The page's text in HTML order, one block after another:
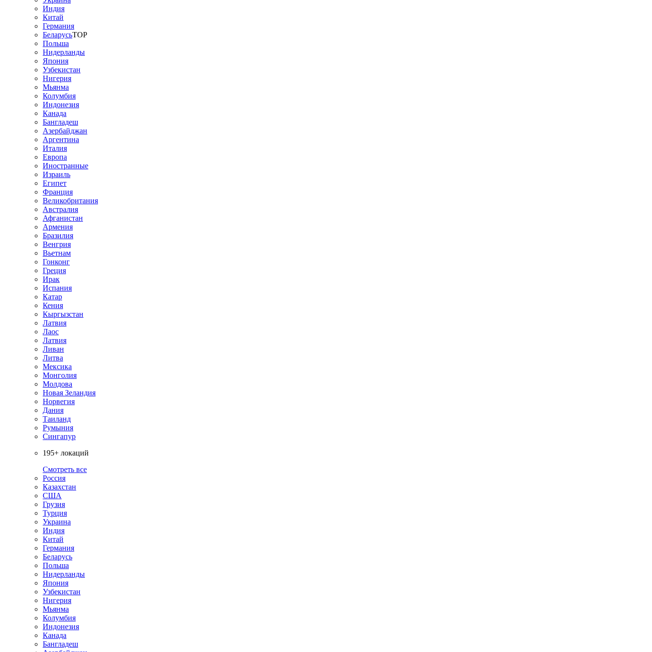
Индия
Китай
Германия
БеларусьTOP
Польша
Нидерланды
Япония
Узбекистан
Нигерия
Мьянма
Колумбия
Индонезия
Канада
Бангладеш
Азербайджан
Аргентина
Италия
Европа
Иностранные
Израиль
Египет
Франция
Великобритания
Австралия
Афганистан
Армения
Бразилия
Венгрия
Вьетнам
Гонконг
Греция
Ирак
Испания
Катар
Кения
Кыргызстан
Латвия
Лаос
Латвия
Ливан
Литва
Мексика
Монголия
Молдова
Новая Зеландия
Норвегия
Дания
Таиланд
Румыния
Сингапур
195+ локаций
Смотреть все
Россия
Казахстан
США
Грузия
Турция
Украина
Индия
Китай
Германия
Беларусь
Польша
Нидерланды
Япония
Узбекистан
Нигерия
Мьянма
Колумбия
Индонезия
Канада
Бангладеш